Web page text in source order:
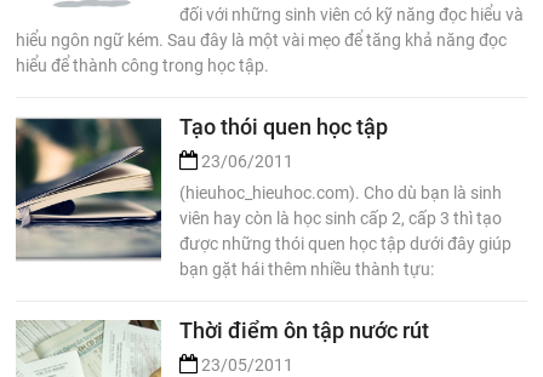
đối với những sinh viên có kỹ năng đọc hiểu và
hiểu ngôn ngữ kém. Sau đây là một vài mẹo để tăng khả năng đọc
hiểu để thành công trong học tập.
Tạo thói quen học tập
23/06/2011
(hieuhoc_hieuhoc.com). Cho dù bạn là sinh
viên hay còn là học sinh cấp 2, cấp 3 thì tạo
được những thói quen học tập dưới đây giúp
bạn gặt hái thêm nhiều thành tựu:
Thời điểm ôn tập nước rút
23/05/2011